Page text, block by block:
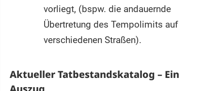
vorliegt, (bspw. die andauernde
Übertretung des Tempolimits auf
verschiedenen Straßen).
Aktueller Tatbestandskatalog – Ein